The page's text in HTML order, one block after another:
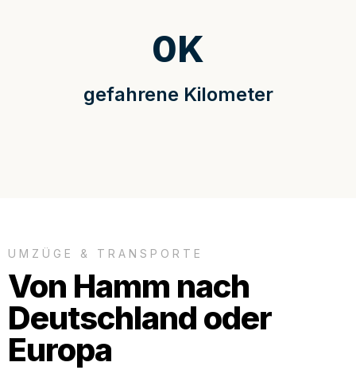
gefahrene Kilometer
0K
UMZÜGE & TRANSPORTE
Von Hamm nach
Deutschland oder
Europa